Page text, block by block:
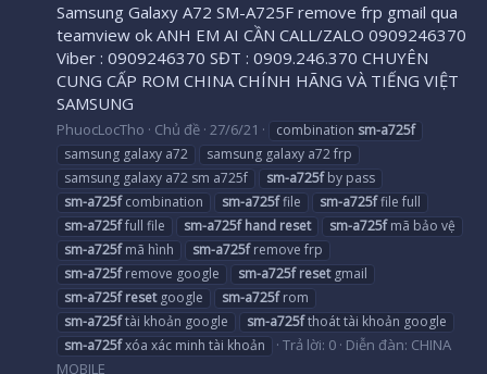
Samsung Galaxy A72 SM-A725F remove frp gmail qua
teamview ok ANH EM AI CẦN CALL/ZALO 0909246370
Viber : 0909246370 SĐT : 0909.246.370 CHUYÊN
CUNG CẤP ROM CHINA CHÍNH HÃNG VÀ TIẾNG VIỆT
SAMSUNG
PhuocLocTho Chủ đề 27/6/21 combination sm-a725f
samsung galaxy a72
samsung galaxy a72 frp
samsung galaxy a72 sm a725f
sm-a725fby pass
sm-a725fcombination sm-a725ffile sm-a725ffile full
sm-a725ffull file sm-a725f hand reset sm-a725fmã bảo vệ
sm-a725fmã hình sm-a725fremove frp
sm-a725fremove google sm-a725f resetgmail
sm-a725f resetgoogle sm-a725from
sm-a725ftài khoản google sm-a725fthoát tài khoản google
sm-a725fxóa xác minh tài khoản Trả lời: 0 Diễn đàn: CHINA
MOBILE